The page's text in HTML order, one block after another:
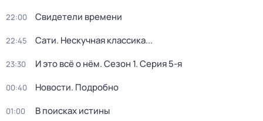
22:00 Свидетели времени
22:45 Сати. Нескучная классика...
23:30 И это всё о нём. Сезон 1. Серия 5-я
00:40 Новости. Подробно
01:00 В поисках истины